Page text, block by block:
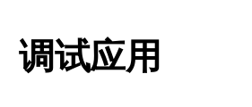
调试应用